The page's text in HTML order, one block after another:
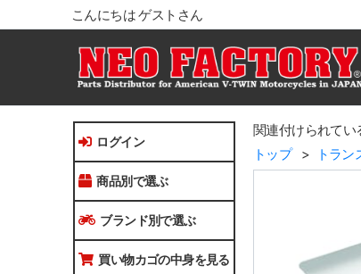
こんにちは ゲストさん
ログイン
商品別で選ぶ
ブランド別で選ぶ
買い物カゴの中身を見る
関連付けられてい
トップ
トラ